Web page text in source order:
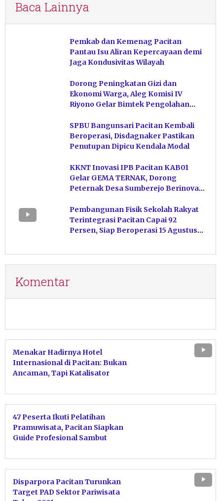
Baca Lainnya
Pemkab dan Kemenag Pacitan
Pantau Isu Aliran Kepercayaan demi
Jaga Kondusivitas Wilayah
Dorong Peningkatan Gizi dan
Ekonomi Warga, Aleg Komisi IV
Riyono Gelar Bimtek Pengolahan
SPBU Bangunsari Pacitan Kembali
Beroperasi, Disdagnaker Pastikan
Penutupan Dipicu Kendala Modal
KKNT Inovasi IPB Pacitan KAB01
Gelar GEMA TERNAK, Dorong
Peternak Desa Sumberejo Berinovasi
Pembangunan Fisik Sekolah Rakyat
Terintegrasi Pacitan Capai 92
Persen, Siap Beroperasi 15 Agustus
Komentar
Menakar Hadirnya Hotel
Internasional di Pacitan: Bukan
Ancaman, Tapi Katalisator
47 Peserta Ikuti Pelatihan
Pramuwisata, Pacitan Siapkan
Guide Profesional Sambut
Disparpora Pacitan Turunkan
Target PAD Sektor Pariwisata